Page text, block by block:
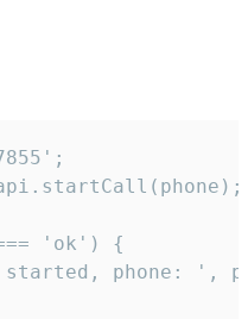
'ok') {
phone: ',